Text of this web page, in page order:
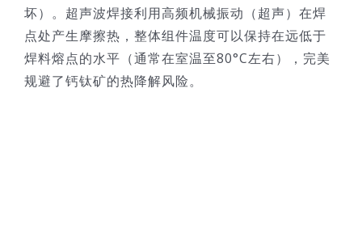
坏）。超声波焊接利用高频机械振动（超声）在焊
点处产生摩擦热，整体组件温度可以保持在远低于
焊料熔点的水平（通常在室温至80°C左右），完美
规避了钙钛矿的热降解风险。